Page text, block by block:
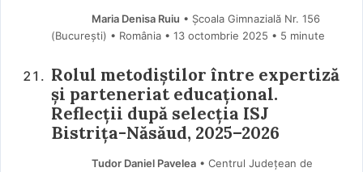
Maria Denisa Ruiu • Școala Gimnazială Nr. 156
(Bucureşti) • România
13 octombrie 2025 • 5 minute
Rolul metodiștilor între expertiză
și parteneriat educațional.
Reflecții după selecția ISJ
Bistrița-Năsăud, 2025–2026
Tudor Daniel Pavelea• Centrul Județean de